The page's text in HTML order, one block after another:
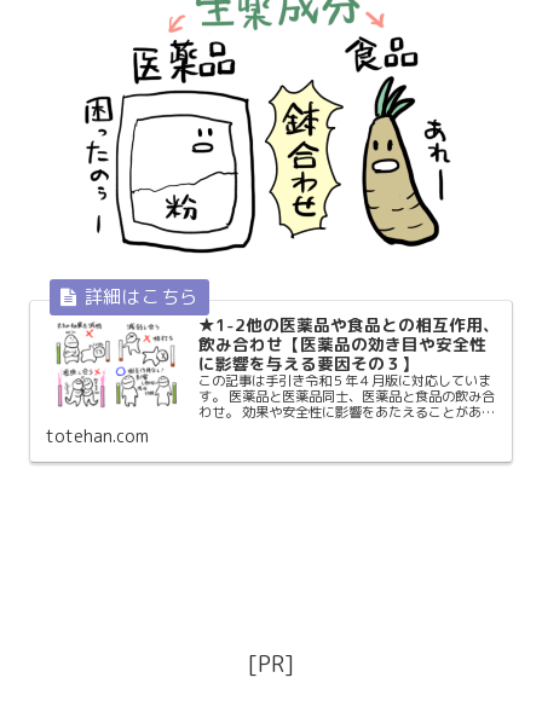
★1-2他の医薬品や食品との相互作用、
飲み合わせ【医薬品の効き目や安全性
に影響を与える要因その３】
この記事は手引き令和５年４月版に対応していま
す。 医薬品と医薬品同士、医薬品と食品の飲み合
わせ。 効果や安全性に影響をあたえることがあり
こる身体へ...
totehan.com
[PR]